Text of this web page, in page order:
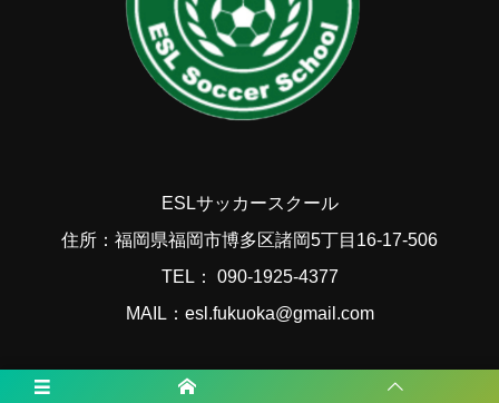
ESLサッカースクール
住所：福岡県福岡市博多区諸岡5丁目16-17-506
TEL： 090-1925-4377
MAIL：esl.fukuoka@gmail.com
福岡サッカー最新情報